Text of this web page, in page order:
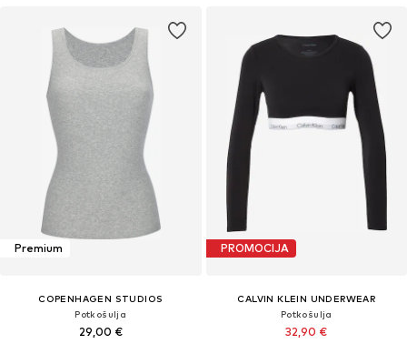
Premium
COPENHAGEN STUDIOS
Potkošulja
29,00 €
PROMOCIJA
CALVIN KLEIN UNDERWEAR
Potkošulja
32,90 €